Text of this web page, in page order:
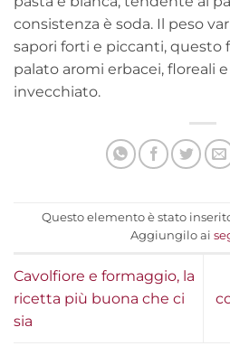
consistenza è soda. Il peso
sapori forti e piccanti, questo
palato aromi erbacei, floreali
invecchiato.
Questo elemento è stato
Aggiungilo ai
Cavolfiore e formaggio, la
ricetta più buona che ci
sia